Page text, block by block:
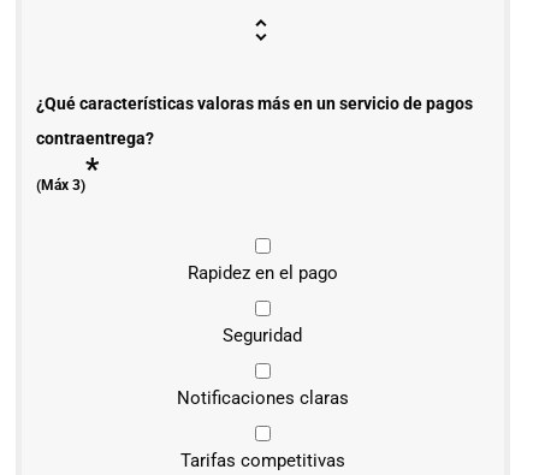
¿Qué características valoras más en un servicio de pagos
contraentrega?
(Máx 3)*
Rapidez en el pago
Seguridad
Notificaciones claras
Tarifas competitivas